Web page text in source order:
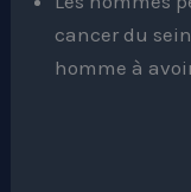
cancer du
homme à